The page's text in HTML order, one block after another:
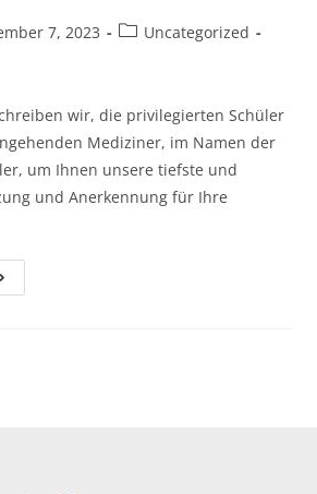
7, 2023
Uncategorized
wir, die privilegierten Schüler
Mediziner, im Namen der
um Ihnen unsere tiefste und
und Anerkennung für Ihre